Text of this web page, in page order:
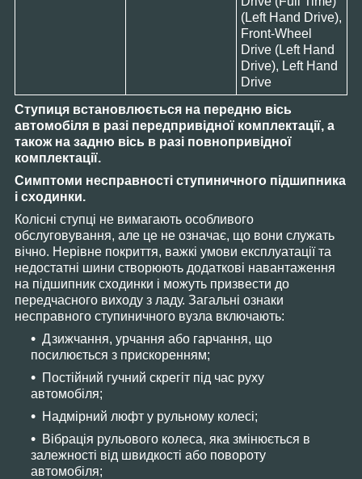
(Left Hand Drive),
Front-Wheel
Drive (Left Hand
Drive), Left Hand
Drive
Ступиця встановлюється на передню вісь
автомобіля в разі передпривідної комплектації, а
також на задню вісь в разі повнопривідної
комплектації.
Симптоми несправності ступиничного підшипника
і сходинки.
Колісні ступці не вимагають особливого
обслуговування, але це не означає, що вони служать
вічно. Нерівне покриття, важкі умови експлуатації та
недостатні шини створюють додаткові навантаження
на підшипник сходинки і можуть призвести до
передчасного виходу з ладу. Загальні ознаки
несправного ступиничного вузла включають:
Дзижчання, урчання або гарчання, що
посилюється з прискоренням;
Постійний гучний скрегіт під час руху
автомобіля;
Надмірний люфт у рульному колесі;
Вібрація рульового колеса, яка змінюється в
залежності від швидкості або повороту
автомобіля;